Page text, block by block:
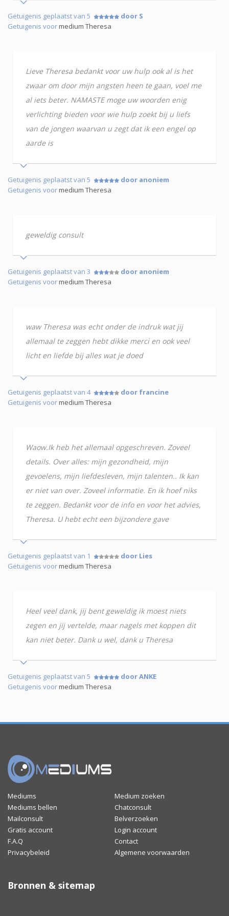
Getuigenis geplaatst van 5
door S
Getuigenis voormedium Theresa
Lieve Theresa bedankt voor uw hulp ook al is het
zwaar om door mijn angsten heen te gaan, voel me
al iets beter. NAMASTE moge uw woorden enig
verlichting bieden voor wie hulp zoekt bij u liefs
van de jongen waarvan u zegt dat ik een engel op
aarde is
Getuigenis geplaatst van 5
door anoniem
Getuigenis voormedium Theresa
geweldig consult
Getuigenis geplaatst van 3
door anoniem
Getuigenis voormedium Theresa
waw Theresa was echt onder de indruk wat jij
allemaal te zeggen hebt dikke merci en ook veel
licht en liefde bij alles wat je doed
Getuigenis geplaatst van 4
door francine
Getuigenis voormedium Theresa
Waow.Ik heb het allemaal opgeschreven. Zoveel
details. Over alles: mijn gezondheid, mijn
gevoelens, mijn liefdesleven, mijn talenten.. Ik kan
er niet van over. Zoveel informatie. En ik hoef niks
te zeggen. Bedankt voor de info en voor het advies,
Theresa. U hebt echt een bijzondere gave
Getuigenis geplaatst van 1
door Lies
Getuigenis voormedium Theresa
Heel veel dank, jij bent geweldig ik moest niets
zegen en jij vertelde, maar nagels met koppen dit
kan niet beter. Dank u wel, dank u Theresa
Getuigenis geplaatst van 5
door ANKE
Getuigenis voormedium Theresa
Mediums
Medium zoeken
Mediums bellen
Chatconsult
Mailconsult
Belverzoeken
Gratis account
Login account
F.A.Q
Contact
Privacybeleid
Algemene voorwaarden
Bronnen & sitemap